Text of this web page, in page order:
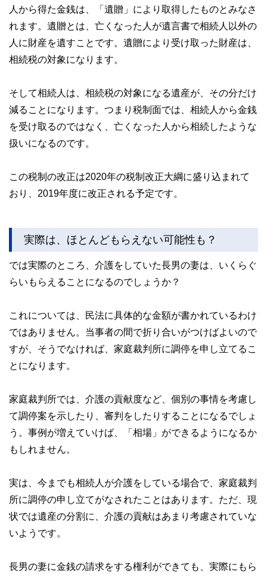
人から得た金銭は、「遺贈」により取得したものとみなさ
れます。遺贈とは、亡くなった人が遺言書で相続人以外の
人に財産を遺すことです。遺贈により受け取った財産は、
相続税の対象になります。
そして相続人は、相続税の対象になる遺産が、その分だけ
減ることになります。つまり税制面では、相続人から金銭
を受け取るのではなく、亡くなった人から相続したような
扱いになるのです。
この税制の改正は2020年の税制改正大綱に盛り込まれて
おり、2019年度に改正される予定です。
実際は、ほとんどもらえない可能性も？
では実際のところ、介護をしていた長男の妻は、いくらぐ
らいもらえることになるのでしょうか？
これについては、民法に具体的な金額が書かれているわけ
ではありません。当事者の間で折り合いがつけばよいので
すが、そうでなければ、家庭裁判所に調停を申し立てるこ
とになります。
家庭裁判所では、介護の貢献度など、個別の事情を考慮し
て調停案を示したり、審判をしたりすることになるでしょ
う。事例が増えていけば、「相場」ができるようになるか
もしれません。
実は、今までも相続人が介護をしている場合で、家庭裁判
所に調停の申し立てがなされたことはあります。ただ、現
状では遺産の分割に、介護の貢献はあまり考慮されていな
いようです。
長男の妻に金銭の請求をする権利ができても、実際にもら